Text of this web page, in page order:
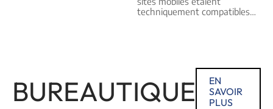
techniquement compatibles
BUREAUTIQUE
EN
SAVOIR
PLUS